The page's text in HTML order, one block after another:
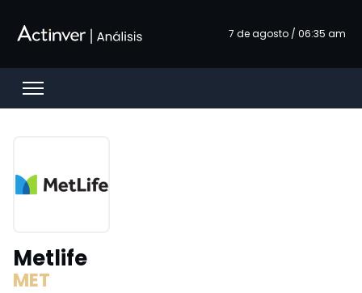
7 de agosto / 06:35 am
Open menu
Metlife
MET